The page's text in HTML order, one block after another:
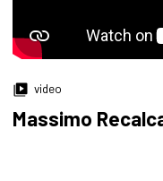
video
Massimo